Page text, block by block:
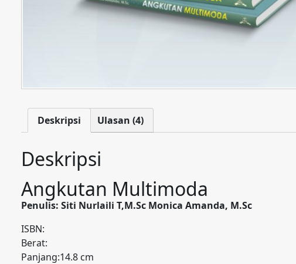
Deskripsi Ulasan (4)
Deskripsi
Angkutan Multimoda
Penulis: Siti Nurlaili T,M.Sc Monica Amanda, M.Sc
ISBN:
Berat:
Panjang:14.8 cm